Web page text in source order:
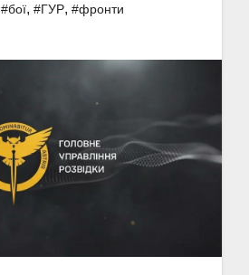
#бої, #ГУР, #фронти